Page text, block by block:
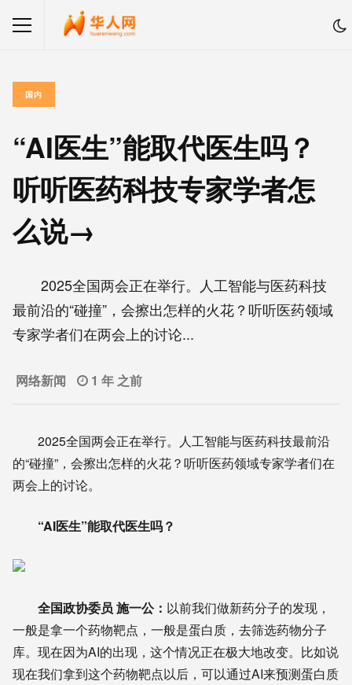
国内
“AI医生”能取代医生吗？
听听医药科技专家学者怎
么说→
2025全国两会正在举行。人工智能与医药科技
最前沿的“碰撞”，会擦出怎样的火花？听听医药领域
专家学者们在两会上的讨论...
网络新闻 1 年 之前
2025全国两会正在举行。人工智能与医药科技最前沿
的“碰撞”，会擦出怎样的火花？听听医药领域专家学者们在
两会上的讨论。
“AI医生”能取代医生吗？
全国政协委员 施一公： 以前我们做新药分子的发现，
一般是拿一个药物靶点，一般是蛋白质，去筛选药物分子
库。现在因为AI的出现，这个情况正在极大地改变。比如说
现在我们拿到这个药物靶点以后，可以通过AI来预测蛋白质